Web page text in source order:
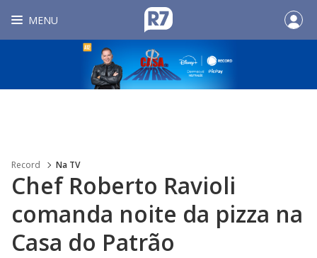
MENU
Record Na TV
Chef Roberto Ravioli
comanda noite da pizza na
Casa do Patrão